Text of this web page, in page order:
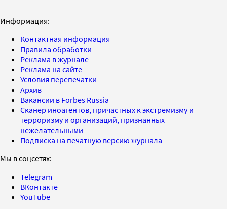
Информация:
Контактная информация
Правила обработки
Реклама в журнале
Реклама на сайте
Условия перепечатки
Архив
Вакансии в Forbes Russia
Сканер иноагентов, причастных к экстремизму и
терроризму и организаций, признанных
нежелательными
Подписка на печатную версию журнала
Мы в соцсетях:
Telegram
ВКонтакте
YouTube